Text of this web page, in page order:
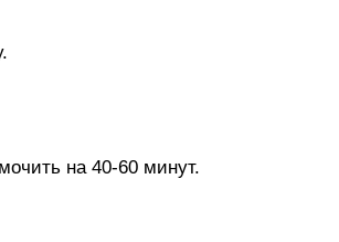
на 40-60 минут.